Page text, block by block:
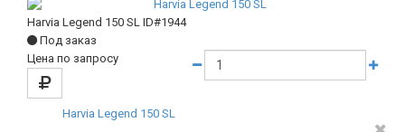
Harvia Legend 150 SL ID#1944
Под заказ
Цена по запросу
Harvia Legend 150 SL